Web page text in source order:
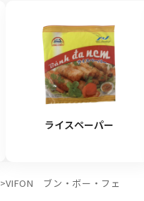
ライスペーパー
>VIFON ブン・ボー・フェ